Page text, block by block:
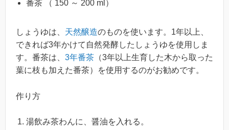
番茶 （ 150 ～ 200 ml）
しょうゆは、 天然醸造のものを使います。1年以上、
できれば3年かけて自然発酵したしょうゆを使用しま
す。番茶は、 3年番茶 （3年以上生育した木から取った
葉に枝も加えた番茶）を使用するのがお勧めです。
作り方
湯飲み茶わんに、醤油を入れる。